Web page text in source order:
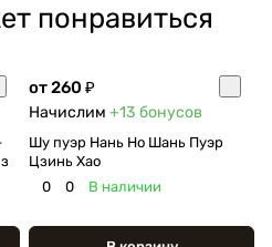
понравиться
от 260 ₽
Начислим +13 бонусов
Шу пуэр Нань Но Шань Пуэр
Цзинь Хао
0
0 В наличии